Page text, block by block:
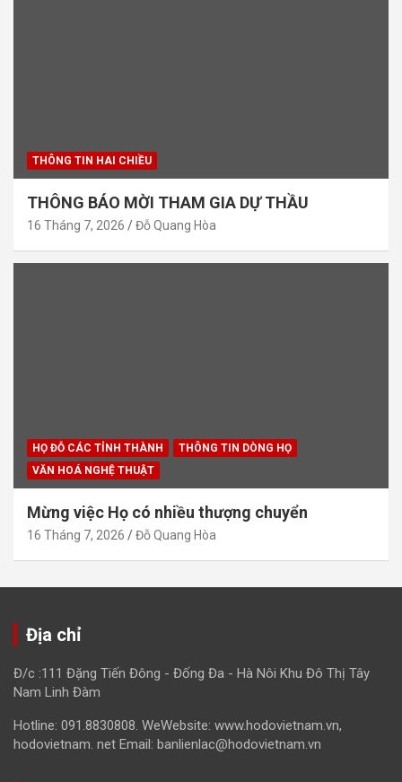
THÔNG TIN HAI CHIỀU
THÔNG BÁO MỜI THAM GIA DỰ THẦU
16 Tháng 7, 2026 Đỗ Quang Hòa
HỌ ĐỖ CÁC TỈNH THÀNH
THÔNG TIN DÒNG HỌ
VĂN HOÁ NGHỆ THUẬT
Mừng việc Họ có nhiều thượng chuyển
16 Tháng 7, 2026 Đỗ Quang Hòa
Địa chỉ
Đ/c :111 Đặng Tiến Đông - Đống Đa - Hà Nôi Khu Đô Thị Tây
Nam Linh Đàm
Hotline: 091.8830808. WeWebsite: www.hodovietnam.vn,
hodovietnam. net Email: banlienlac@hodovietnam.vn